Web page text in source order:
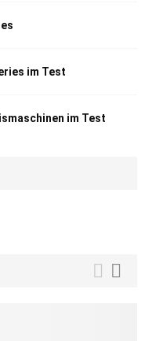
im Test
im Test